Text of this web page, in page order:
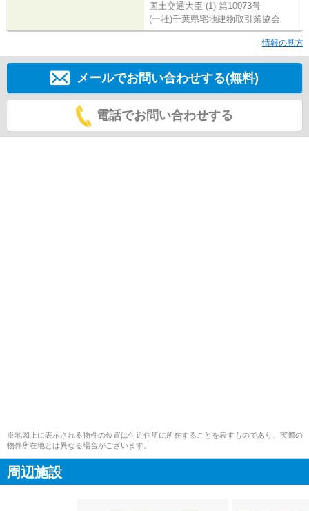
国土交通大臣 (1) 第10073号
(一社)千葉県宅地建物取引業協会
情報の見方
メールでお問い合わせする(無料)
電話でお問い合わせする
※地図上に表示される物件の位置は付近住所に所在することを表すものであり、実際の
物件所在地とは異なる場合がございます。
周辺施設